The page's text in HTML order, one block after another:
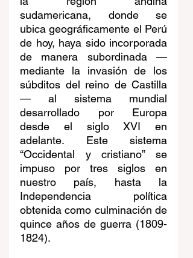
sudamericana, donde se
ubica geográficamente el Perú
de hoy, haya sido incorporada
de manera subordinada —
mediante la invasión de los
súbditos del reino de Castilla
— al sistema mundial
desarrollado por Europa
desde el siglo XVI en
adelante. Este sistema
“Occidental y cristiano” se
impuso por tres siglos en
nuestro país, hasta la
Independencia política
obtenida como culminación de
quince años de guerra (1809-
1824).